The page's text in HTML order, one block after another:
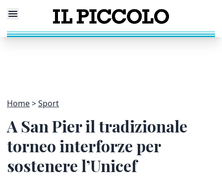
Home Sport
A San Pier il tradizionale
torneo interforze per
sostenere l’Unicef